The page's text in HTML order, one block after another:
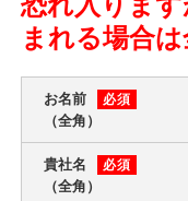
まれる場合
お名前 必須
（全角）
貴社名 必須
（全角）